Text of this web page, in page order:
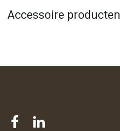
Accessoire producten